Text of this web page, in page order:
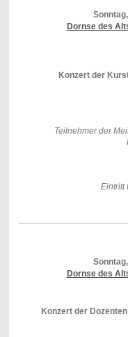
Dornse des
Konzert der
Teilnehmer der
Eintritt
Dornse des
Konzert der